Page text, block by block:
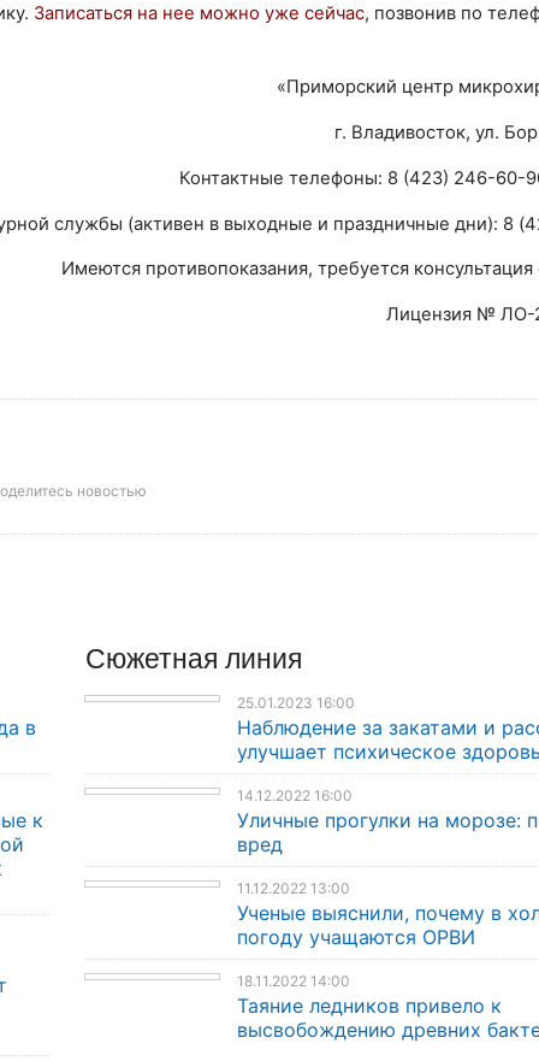
Записаться на нее можно уже сейчас, позвонив по
«Приморский центр
г. Владивосток, ул.
Контактные телефоны: 8 (423) 246-60-
службы (активен в выходные и праздничные дни): 8
Имеются противопоказания, требуется
Лицензия № ЛО-
новостью
в
к
Сюжетная линия
25.01.2023 16:00
Наблюдение за закатами и
улучшает психическое
14.12.2022 16:00
Уличные прогулки на морозе:
вред
11.12.2022 13:00
Ученые выяснили, почему в
погоду учащаются ОРВИ
18.11.2022 14:00
Таяние ледников привело к
высвобождению древних